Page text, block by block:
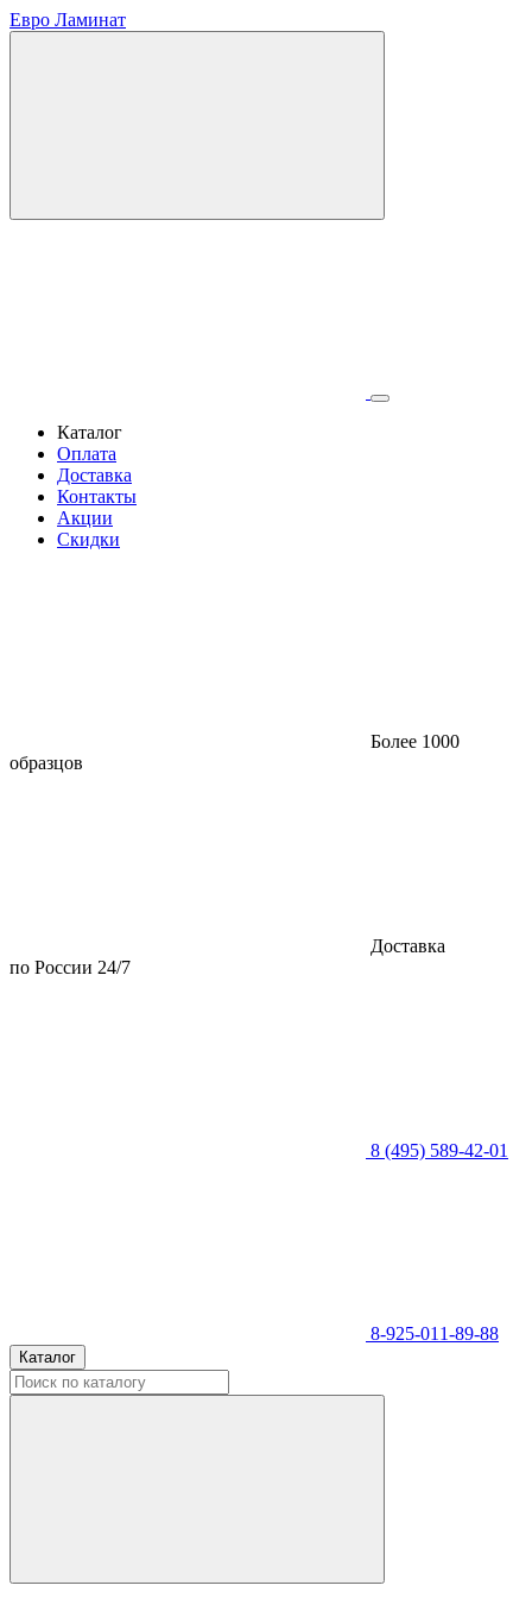
Евро Ламинат
Каталог
Оплата
Доставка
Контакты
Акции
Скидки
Более 1000
образцов
Доставка
по России 24/7
8 (495) 589-42-01
8-925-011-89-88
Каталог